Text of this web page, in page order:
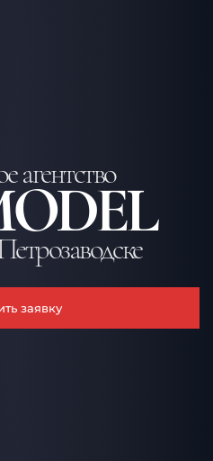
агентство
заявку